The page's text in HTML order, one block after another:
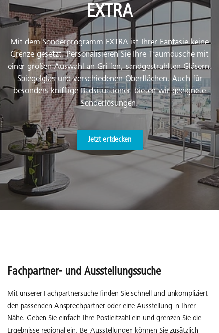
EXTRA
Mit dem Sonderprogramm EXTRA ist Ihrer Fantasie keine
Grenze gesetzt. Personalisieren Sie Ihre Traumdusche mit
einer großen Auswahl an Griffen, sandgestrahlten Gläsern,
Spiegelglas und verschiedenen Oberflächen. Auch für
besonders knifflige Badsituationen bieten wir geeignete
Sonderlösungen.
Jetzt entdecken
Fachpartner- und Ausstellungssuche
Mit unserer Fachpartnersuche finden Sie schnell und unkompliziert
den passenden Ansprechpartner oder eine Ausstellung in Ihrer
Nähe. Geben Sie einfach Ihre Postleitzahl ein und grenzen Sie die
Ergebnisse regional ein. Bei Ausstellungen können Sie zusätzlich